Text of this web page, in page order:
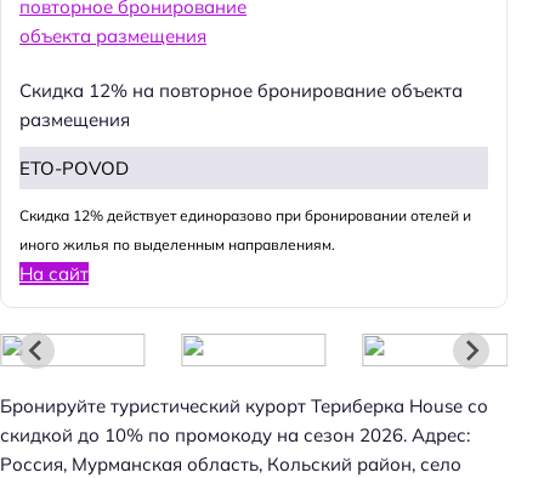
Скидка 12% на повторное бронирование объекта
размещения
ETO-POVOD
Cкидка 12% действует единоразово при бронировании отелей и
иного жилья по выделенным направлениям.
На сайт
Бронируйте туристический курорт Териберка House со
скидкой до 10% по промокоду на сезон 2026. Адрес:
Россия, Мурманская область, Кольский район, село
Н
а
т
и